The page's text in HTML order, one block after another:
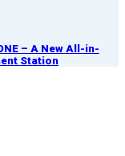
– A New All-in-
Station